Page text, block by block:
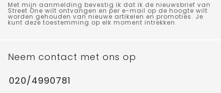
Met mijn aanmelding bevestig ik dat ik de nieuwsbrief van
Street One wilt ontvangen en per e-mail op de hoogte wilt
worden gehouden van nieuwe artikelen en promoties. Je
kunt deze toestemming op elk moment intrekken.
Neem contact met ons op
020/4990781